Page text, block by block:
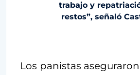
trabajo y
restos”, señaló
Los panistas